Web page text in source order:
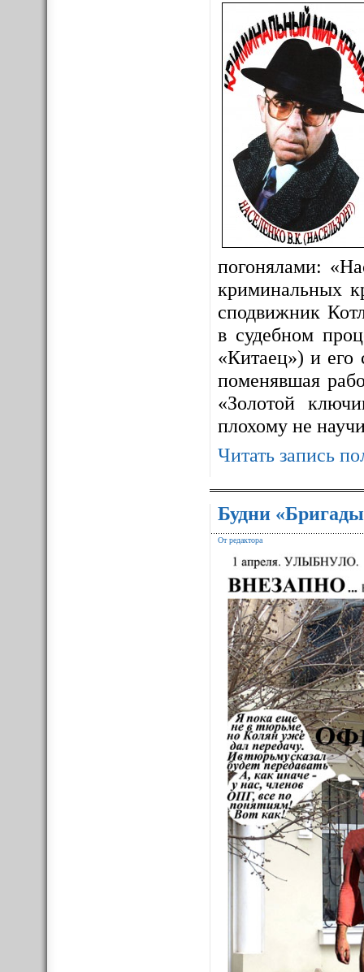
погонялами:
криминальных
сподвижник
в судебном
«Китаец») и
поменявшая
«Золотой
плохому не
Читать запись
Будни
От редактора